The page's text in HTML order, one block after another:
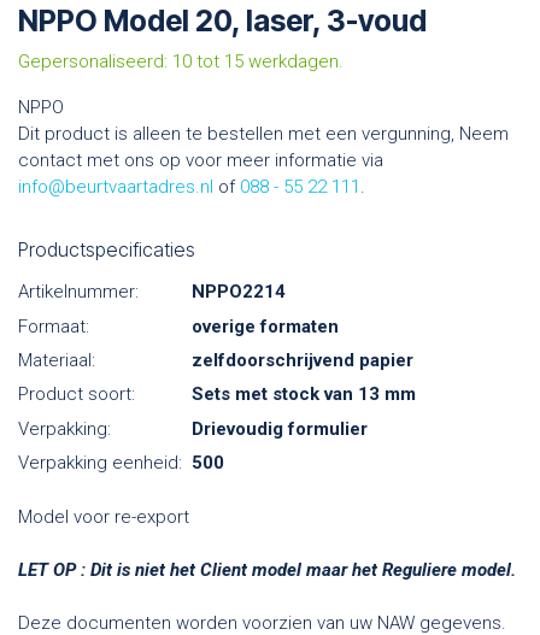
NPPO Model 20, laser, 3-voud
Gepersonaliseerd: 10 tot 15 werkdagen.
NPPO
Dit product is alleen te bestellen met een vergunning, Neem
contact met ons op voor meer informatie via
info@beurtvaartadres.nl of 088 - 55 22 111 .
Productspecificaties
Artikelnummer:
NPPO2214
Formaat:
overige formaten
Materiaal:
zelfdoorschrijvend papier
Product soort:
Sets met stock van 13 mm
Verpakking:
Drievoudig formulier
Verpakking eenheid: 500
Model voor re-export
LET OP : Dit is niet het Client model maar het Reguliere model.
Deze documenten worden voorzien van uw NAW gegevens.